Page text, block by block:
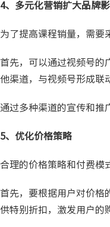
4、多元化营销扩大品牌
为了提高课程销量，需要
首先，可以通过视频号的
他渠道，与视频号形成联
通过多种渠道的宣传和推
5、优化价格策略
合理的价格策略和付费模
首先，要根据用户对价格
供特别折扣，激发用户的